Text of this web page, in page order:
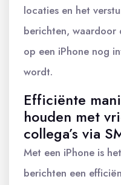
locaties en het
berichten, waardoor
op een iPhone nog
wordt.
Efficiënte
houden met
collega’s via
Met een iPhone is
berichten een